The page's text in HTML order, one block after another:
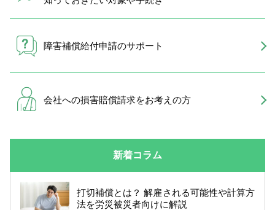
障害補償給付申請のサポート
会社への損害賠償請求をお考えの方
新着コラム
打切補償とは？ 解雇される可能性や計算方
法を労災被災者向けに解説